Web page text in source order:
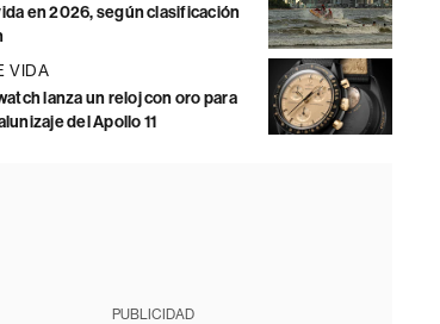
en 2026, según clasificación
VIDA
lanza un reloj con oro para
del Apollo 11
PUBLICIDAD